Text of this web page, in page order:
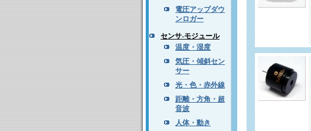
電圧アップダウ
ンロガー
センサ-モジュール
温度・湿度
気圧・傾斜セン
サー
光・色・赤外線
距離・方角・超
音波
人体・動き